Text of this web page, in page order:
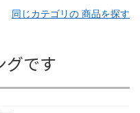
同じカテゴリの 商品を探す
グです